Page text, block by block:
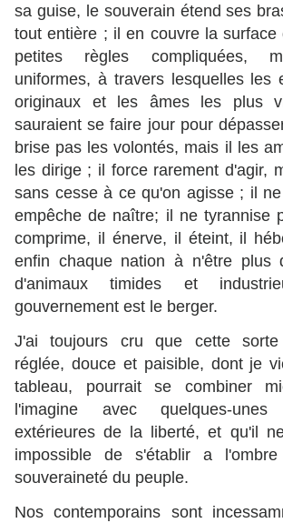
sa guise, le souverain étend ses
tout entière ; il en couvre la surface
petites règles compliquées,
uniformes, à travers lesquelles les
originaux et les âmes les plus
sauraient se faire jour pour
brise pas les volontés, mais il les
les dirige ; il force rarement d'agir,
sans cesse à ce qu'on agisse ; il
empêche de naître; il ne tyrannise
comprime, il énerve, il éteint, il
enfin chaque nation à n'être plus
d'animaux timides et
gouvernement est le berger.
J'ai toujours cru que cette sorte
réglée, douce et paisible, dont je
tableau, pourrait se combiner
l'imagine avec quelques-
extérieures de la liberté, et qu'il
impossible de s'établir a
souveraineté du peuple.
Nos contemporains sont